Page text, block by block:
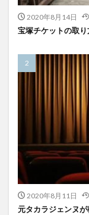
2020年8月14日
宝塚チケットの取
2020年8月11日
元タカラジェンヌ